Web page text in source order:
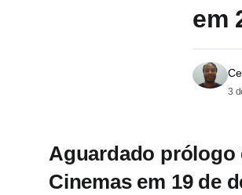
em
3
Aguardado prólogo
Cinemas em 19 de